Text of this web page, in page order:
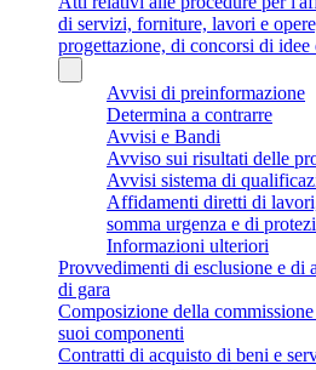
di servizi, forniture, lavori e
progettazione, di concorsi di idee
Avvisi di preinformazione
Determina a contrarre
Avvisi e Bandi
Avviso sui risultati delle
Avvisi sistema di
Affidamenti diretti di
somma urgenza e di
Informazioni ulteriori
Provvedimenti di esclusione e di
di gara
Composizione della
suoi componenti
Contratti di acquisto di beni e